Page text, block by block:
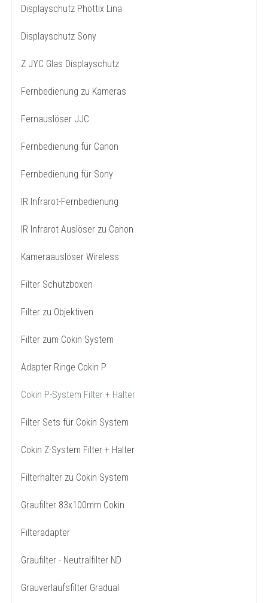
Displayschutz Phottix Lina
Displayschutz Sony
Z JYC Glas Displayschutz
Fernbedienung zu Kameras
Fernauslöser JJC
Fernbedienung für Canon
Fernbedienung für Sony
IR Infrarot-Fernbedienung
IR Infrarot Auslöser zu Canon
Kameraauslöser Wireless
Filter Schutzboxen
Filter zu Objektiven
Filter zum Cokin System
Adapter Ringe Cokin P
Cokin P-System Filter + Halter
Filter Sets für Cokin System
Cokin Z-System Filter + Halter
Filterhalter zu Cokin System
Graufilter 83x100mm Cokin
Filteradapter
Graufilter - Neutralfilter ND
Grauverlaufsfilter Gradual